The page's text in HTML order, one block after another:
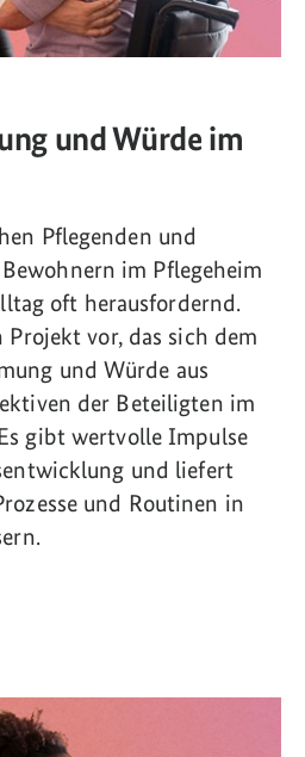
und Würde im
Pflegenden und
im Pflegeheim
oft herausfordernd.
vor, das sich dem
und Würde aus
der Beteiligten im
gibt wertvolle Impulse
und liefert
und Routinen in